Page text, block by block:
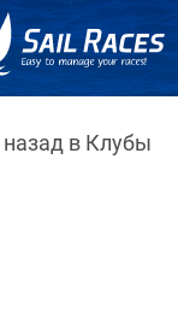
назад в Клубы